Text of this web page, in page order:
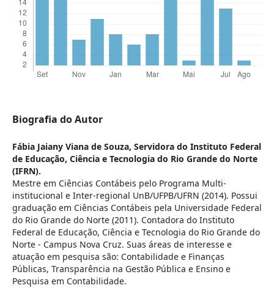
Biografia do Autor
Fábia Jaiany Viana de Souza, Servidora do Instituto Federal
de Educação, Ciência e Tecnologia do Rio Grande do Norte
(IFRN).
Mestre em Ciências Contábeis pelo Programa Multi-
institucional e Inter-regional UnB/UFPB/UFRN (2014). Possui
graduação em Ciências Contábeis pela Universidade Federal
do Rio Grande do Norte (2011). Contadora do Instituto
Federal de Educação, Ciência e Tecnologia do Rio Grande do
Norte - Campus Nova Cruz. Suas áreas de interesse e
atuação em pesquisa são: Contabilidade e Finanças
Públicas, Transparência na Gestão Pública e Ensino e
Pesquisa em Contabilidade.